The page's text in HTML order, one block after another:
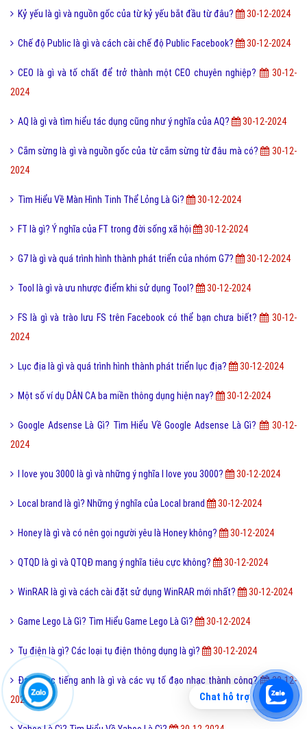
Kỷ yếu là gì và nguồn gốc của từ kỷ yếu bắt đầu từ đâu? 30-12-2024
Chế độ Public là gì và cách cài chế độ Public Facebook? 30-12-2024
CEO là gì và tố chất để trở thành một CEO chuyên nghiệp?
30-12-
2024
AQ là gì và tìm hiểu tác dụng cũng như ý nghĩa của AQ? 30-12-2024
Cắm sừng là gì và nguồn gốc của từ cắm sừng từ đâu mà có?
30-12-
2024
Tìm Hiểu Về Màn Hình Tinh Thể Lỏng Là Gi? 30-12-2024
FT là gì? Ý nghĩa của FT trong đời sống xã hội 30-12-2024
G7 là gì và quá trình hình thành phát triển của nhóm G7? 30-12-2024
Tool là gì và ưu nhược điểm khi sử dụng Tool? 30-12-2024
FS là gì và trào lưu FS trên Facebook có thể bạn chưa biết?
30-12-
2024
Lục địa là gì và quá trình hình thành phát triển lục địa? 30-12-2024
Một số ví dụ DÂN CA ba miền thông dụng hiện nay? 30-12-2024
Google Adsense Là Gì? Tìm Hiểu Về Google Adsense Là Gì?
30-12-
2024
I love you 3000 là gì và những ý nghĩa I love you 3000? 30-12-2024
Local brand là gì? Những ý nghĩa của Local brand 30-12-2024
Honey là gì và có nên gọi người yêu là Honey không? 30-12-2024
QTQD là gì và QTQĐ mang ý nghĩa tiêu cực không? 30-12-2024
WinRAR là gì và cách cài đặt sử dụng WinRAR mới nhất? 30-12-2024
Game Lego Là Gì? Tìm Hiểu Game Lego Là Gì? 30-12-2024
Tụ điện là gì? Các loại tụ điện thông dụng là gì? 30-12-2024
Đạo nhạc tiếng anh là gì và các vụ tố đạo nhạc thành công?
30-12-
2024
Chat hỗ trợ